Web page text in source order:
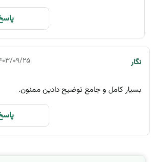
۱۴۰۳/۰۹/ نگار
بسیار کامل و جامع توضیح دادین ممنون.